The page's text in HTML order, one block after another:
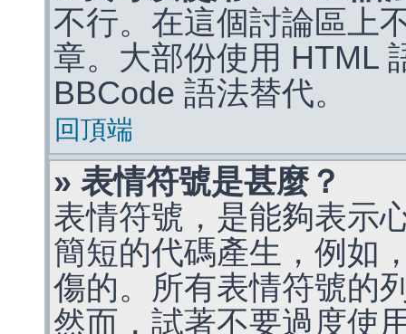
不行。在這個討論區上
章。大部份使用 HTML
BBCode 語法替代。
回頂端
» 表情符號是甚麼？
表情符號，是能夠表示
簡短的代碼產生，例如
傷的。所有表情符號的
然而，試著不要過度使